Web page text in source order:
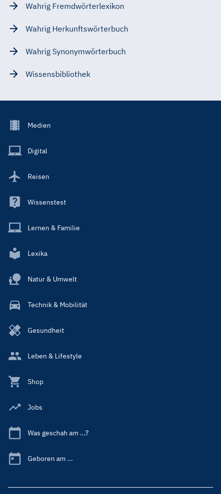
Wahrig Fremdwörterlexikon
Wahrig Herkunftswörterbuch
Wahrig Synonymwörterbuch
Wissensbibliothek
Footer
Main
Medien
Digital
Reisen
Wissenstest
Lernen & Familie
Lexika
Natur & Umwelt
Technik & Mobilität
Gesundheit
Leben & Lifestyle
Shop
Jobs
Was geschah am ...?
Geboren am ...